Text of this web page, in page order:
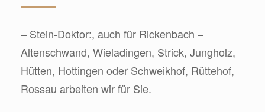
– Stein-Doktor:, auch für Rickenbach –
Altenschwand, Wieladingen, Strick, Jungholz,
Hütten, Hottingen oder Schweikhof, Rüttehof,
Rossau arbeiten wir für Sie.